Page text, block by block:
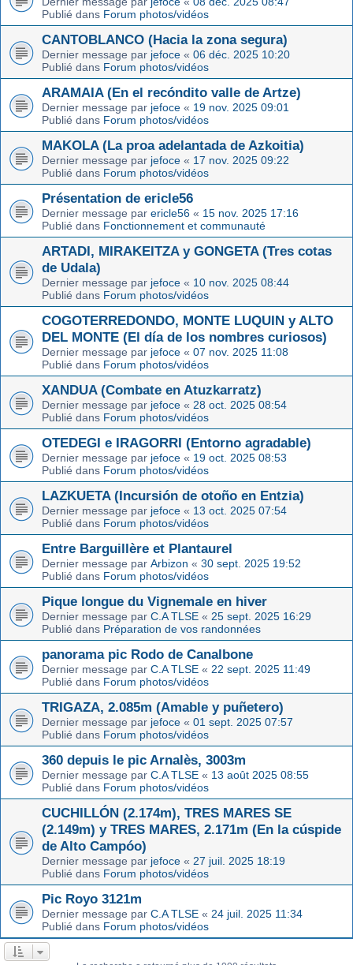
Publié dans Forum photos/vidéos
CANTOBLANCO (Hacia la zona segura)
Dernier message par jefoce « 06 déc. 2025 10:20
Publié dans Forum photos/vidéos
ARAMAIA (En el recóndito valle de Artze)
Dernier message par jefoce « 19 nov. 2025 09:01
Publié dans Forum photos/vidéos
MAKOLA (La proa adelantada de Azkoitia)
Dernier message par jefoce « 17 nov. 2025 09:22
Publié dans Forum photos/vidéos
Présentation de ericle56
Dernier message par ericle56 « 15 nov. 2025 17:16
Publié dans Fonctionnement et communauté
ARTADI, MIRAKEITZA y GONGETA (Tres cotas
de Udala)
Dernier message par jefoce « 10 nov. 2025 08:44
Publié dans Forum photos/vidéos
COGOTERREDONDO, MONTE LUQUIN y ALTO
DEL MONTE (El día de los nombres curiosos)
Dernier message par jefoce « 07 nov. 2025 11:08
Publié dans Forum photos/vidéos
XANDUA (Combate en Atuzkarratz)
Dernier message par jefoce « 28 oct. 2025 08:54
Publié dans Forum photos/vidéos
OTEDEGI e IRAGORRI (Entorno agradable)
Dernier message par jefoce « 19 oct. 2025 08:53
Publié dans Forum photos/vidéos
LAZKUETA (Incursión de otoño en Entzia)
Dernier message par jefoce « 13 oct. 2025 07:54
Publié dans Forum photos/vidéos
Entre Barguillère et Plantaurel
Dernier message par Arbizon « 30 sept. 2025 19:52
Publié dans Forum photos/vidéos
Pique longue du Vignemale en hiver
Dernier message par C.A TLSE « 25 sept. 2025 16:29
Publié dans Préparation de vos randonnées
panorama pic Rodo de Canalbone
Dernier message par C.A TLSE « 22 sept. 2025 11:49
Publié dans Forum photos/vidéos
TRIGAZA, 2.085m (Amable y puñetero)
Dernier message par jefoce « 01 sept. 2025 07:57
Publié dans Forum photos/vidéos
360 depuis le pic Arnalès, 3003m
Dernier message par C.A TLSE « 13 août 2025 08:55
Publié dans Forum photos/vidéos
CUCHILLÓN (2.174m), TRES MARES SE
(2.149m) y TRES MARES, 2.171m (En la cúspide
de Alto Campóo)
Dernier message par jefoce « 27 juil. 2025 18:19
Publié dans Forum photos/vidéos
Pic Royo 3121m
Dernier message par C.A TLSE « 24 juil. 2025 11:34
Publié dans Forum photos/vidéos